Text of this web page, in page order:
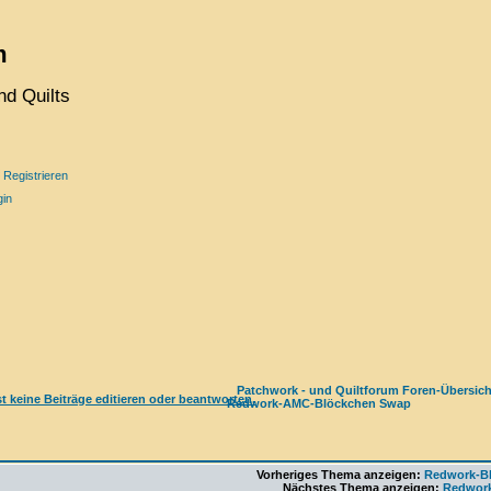
Quilts
Registrieren
Patchwork - und Quiltforum Foren-
Redwork-AMC-Blöckchen Swap
Vorheriges Thema anzeigen: Redwork-
Nächstes Thema anzeigen: